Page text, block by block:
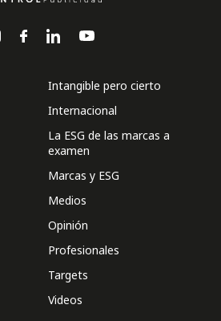
Intangible pero cierto
Internacional
La ESG de las marcas a
examen
Marcas y ESG
Medios
Opinión
Profesionales
Targets
Videos